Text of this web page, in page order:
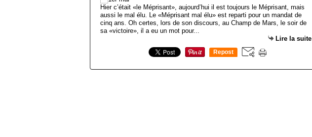
Hier c’était «le Méprisant», aujourd’hui il est toujours le Méprisant, mais
aussi le mal élu. Le «Méprisant mal élu» est reparti pour un mandat de
cinq ans. Oh certes, lors de son discours, au Champ de Mars, le soir de
sa «victoire», il a eu un mot pour...
Lire la suite
Repost